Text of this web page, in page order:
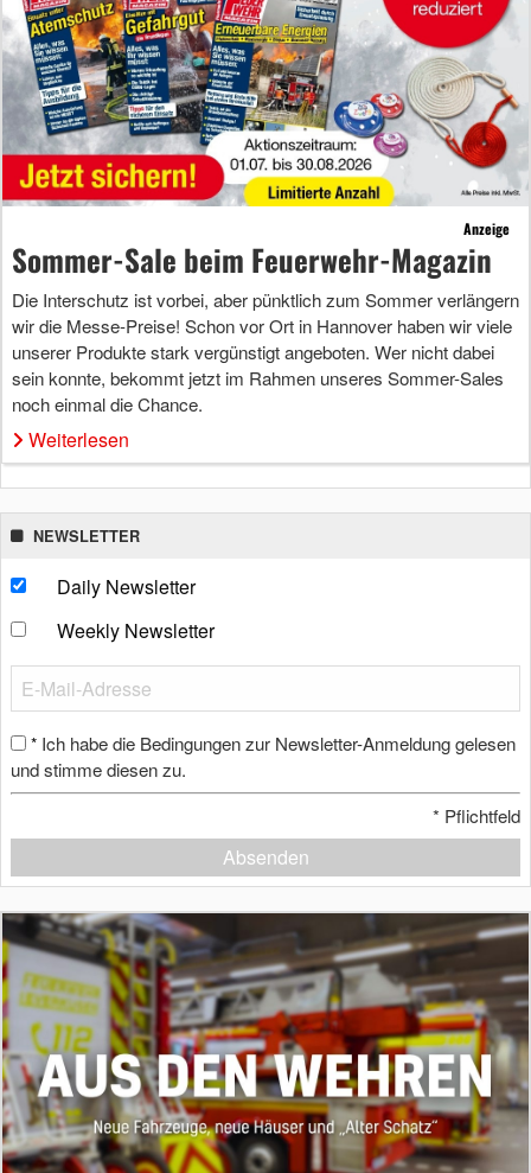
Anzeige
Sommer-Sale beim Feuerwehr-Magazin
Die Interschutz ist vorbei, aber pünktlich zum Sommer verlängern
wir die Messe-Preise! Schon vor Ort in Hannover haben wir viele
unserer Produkte stark vergünstigt angeboten. Wer nicht dabei
sein konnte, bekommt jetzt im Rahmen unseres Sommer-Sales
noch einmal die Chance.
Weiterlesen
NEWSLETTER
Daily Newsletter
Weekly Newsletter
* Ich habe die Bedingungen zur Newsletter-Anmeldung gelesen
und stimme diesen zu.
* Pflichtfeld
Absenden